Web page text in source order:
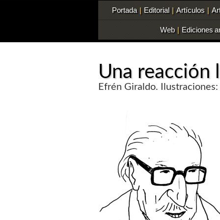
Portada | Editorial | Artículos |
Web | Ediciones
Una reacción
Efrén Giraldo.